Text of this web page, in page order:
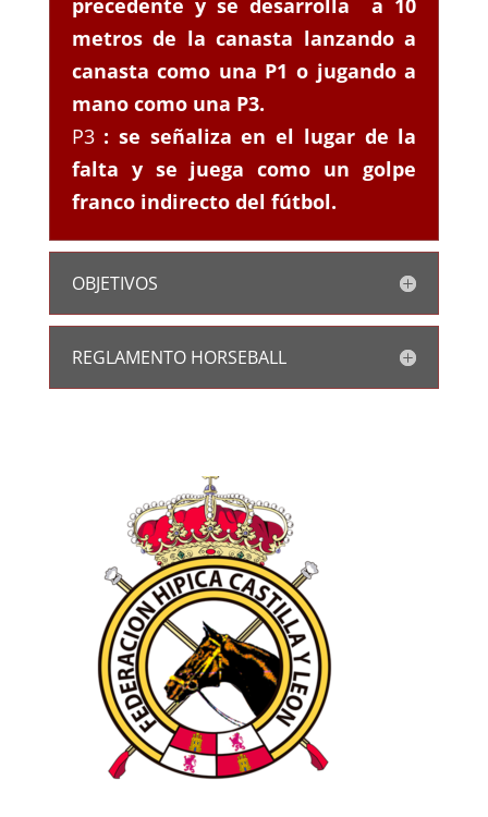
metros de la canasta lanzando a
canasta como una P1 o jugando a
mano como una P3.
P3: se señaliza en el lugar de la
falta y se juega como un golpe
franco indirecto del fútbol.
OBJETIVOS
REGLAMENTO HORSEBALL